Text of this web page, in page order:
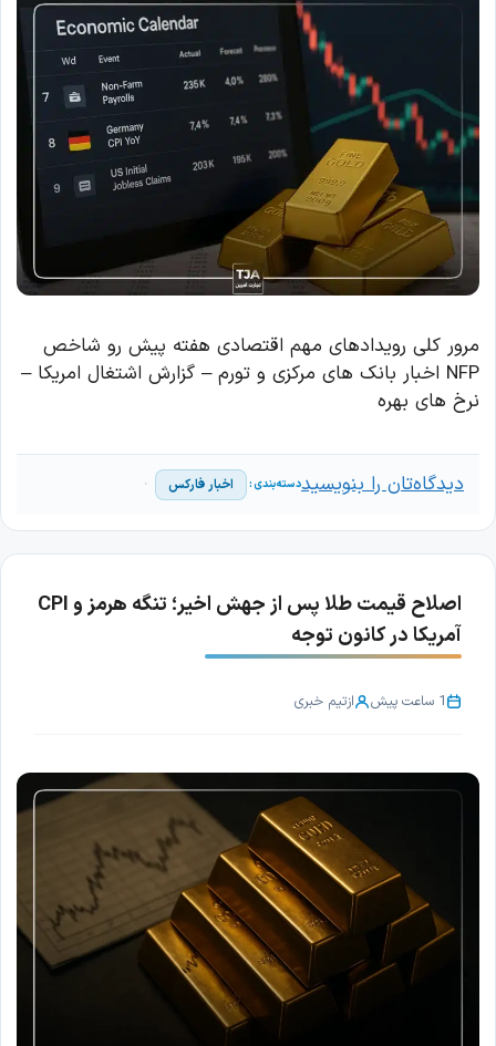
مرور کلی رویدادهای مهم اقتصادی هفته پیش رو شاخص
NFP اخبار بانک های مرکزی و تورم – گزارش اشتغال امریکا –
نرخ های بهره
اخبار فارکس دیدگاه‌تان را بنویسید
اصلاح قیمت طلا پس از جهش اخیر؛ تنگه هرمز و CPI
آمریکا در کانون توجه
1 ساعت پیش ازتیم خبری